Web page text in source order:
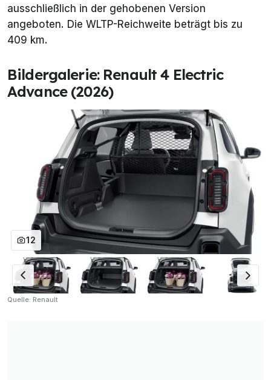
ausschließlich in der gehobenen Version
angeboten. Die WLTP-Reichweite beträgt bis zu
409 km.
Bildergalerie: Renault 4 Electric
Advance (2026)
12
Quelle: Renault